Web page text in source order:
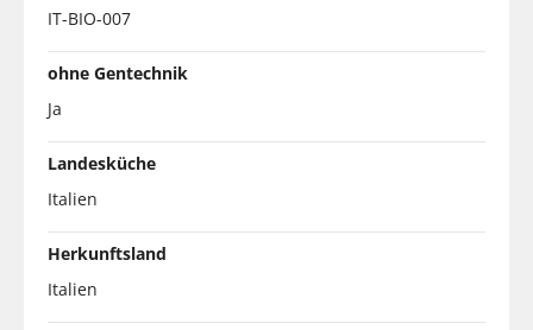
IT-BIO-007
ohne Gentechnik
Ja
Landesküche
Italien
Herkunftsland
Italien